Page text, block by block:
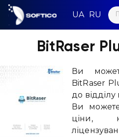
Skip
content
for:
BitRaser
Ви
BitRaser
до
Ви
ціни,